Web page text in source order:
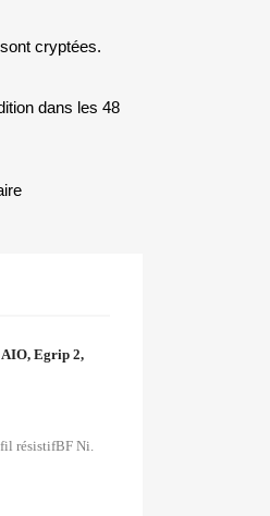
cryptées.
dans les 48
Egrip 2,
fil résistifBF Ni.